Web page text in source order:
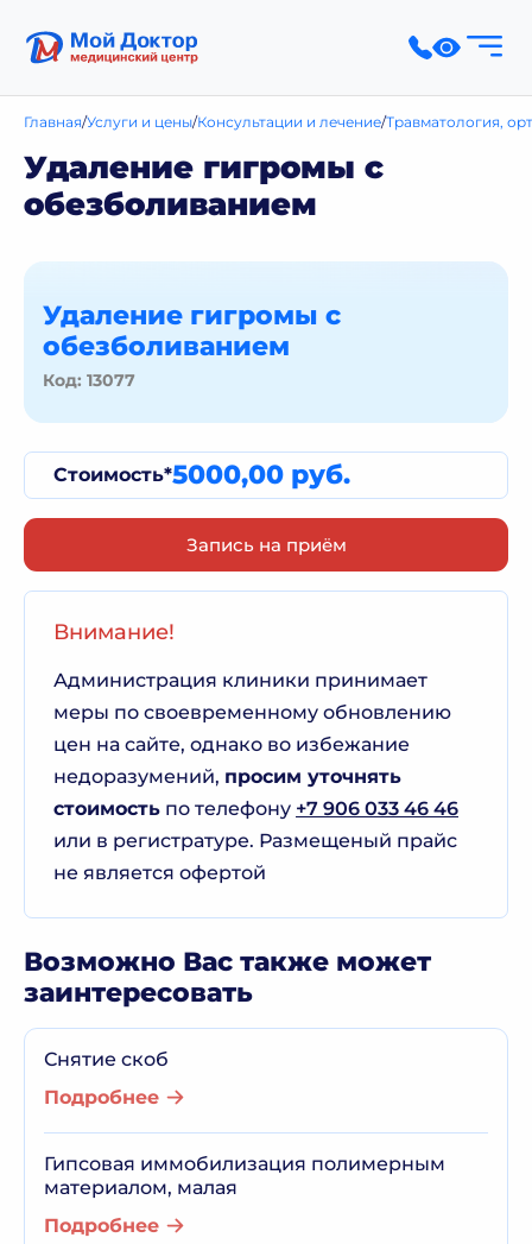
Главная Услуги и цены Консультации и лечение Травматология,
Удаление гигромы с
обезболиванием
Удаление гигромы с
обезболиванием
Код: 13077
Стоимость*5000,00 руб.
Запись на приём
Внимание!
Администрация клиники принимает
меры по своевременному обновлению
цен на сайте, однако во избежание
недоразумений, просим уточнять
стоимость по телефону +7 906 033 46 46
или в регистратуре. Размещеный прайс
не является офертой
Возможно Вас также может
заинтересовать
Снятие скоб
Подробнее
Гипсовая иммобилизация полимерным
материалом, малая
Подробнее